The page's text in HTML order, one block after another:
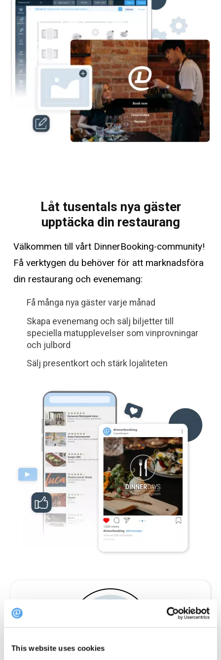
This website uses cookies
Låt tusentals nya gäster
upptäcka din restaurang
Välkommen till vårt DinnerBooking-community!
Få verktygen du behöver för att marknadsföra
din restaurang och evenemang:
Få många nya gäster varje månad
Skapa evenemang och sälj biljetter till
speciella matupplevelser som vinprovningar
och julbord
Sälj presentkort och stärk lojaliteten